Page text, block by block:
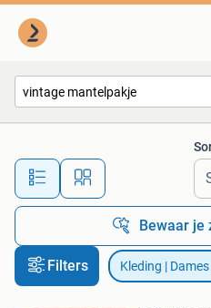
Alle
Bewaar je
Filters Kleding | Dames